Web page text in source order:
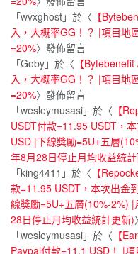
「wvxghost」於〈 【
入，大概率GG！？ |項目地
=20%〉發佈留言
「Goby」於〈 【
入，大概率GG！？ |項目地
=20%〉發佈留言
「wesleymusasi」於〈 【
USDT付款=11.95 USDT，
USD |下線獎勵=5U+五層
年8月28日停止月均收益統
「king4411 」於〈 【
款=11.95 USDT，本次出金
線獎勵=5U+五層(10%-2%)
28日停止月均收益統計更新)
「wesleymusasi」於〈 【
Paypal付款=11.1 USD！ |